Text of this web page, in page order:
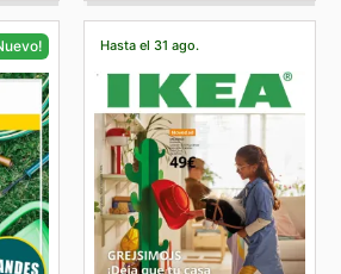
Hasta el 31 ago.